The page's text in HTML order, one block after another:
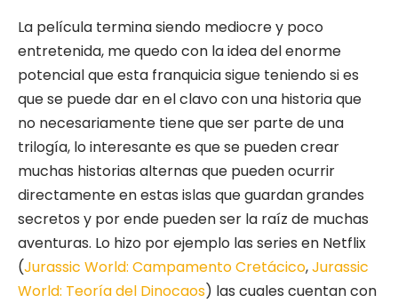
La película termina siendo mediocre y poco
entretenida, me quedo con la idea del enorme
potencial que esta franquicia sigue teniendo si es
que se puede dar en el clavo con una historia que
no necesariamente tiene que ser parte de una
trilogía, lo interesante es que se pueden crear
muchas historias alternas que pueden ocurrir
directamente en estas islas que guardan grandes
secretos y por ende pueden ser la raíz de muchas
aventuras. Lo hizo por ejemplo las series en Netflix
(Jurassic World: Campamento Cretácico,Jurassic
World: Teoría del Dinocaos) las cuales cuentan con